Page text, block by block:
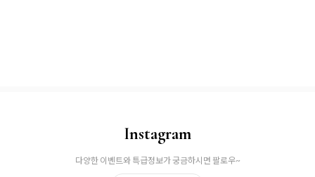
Instagram
다양한 이벤트와 특급정보가 궁금하시면 팔로우~